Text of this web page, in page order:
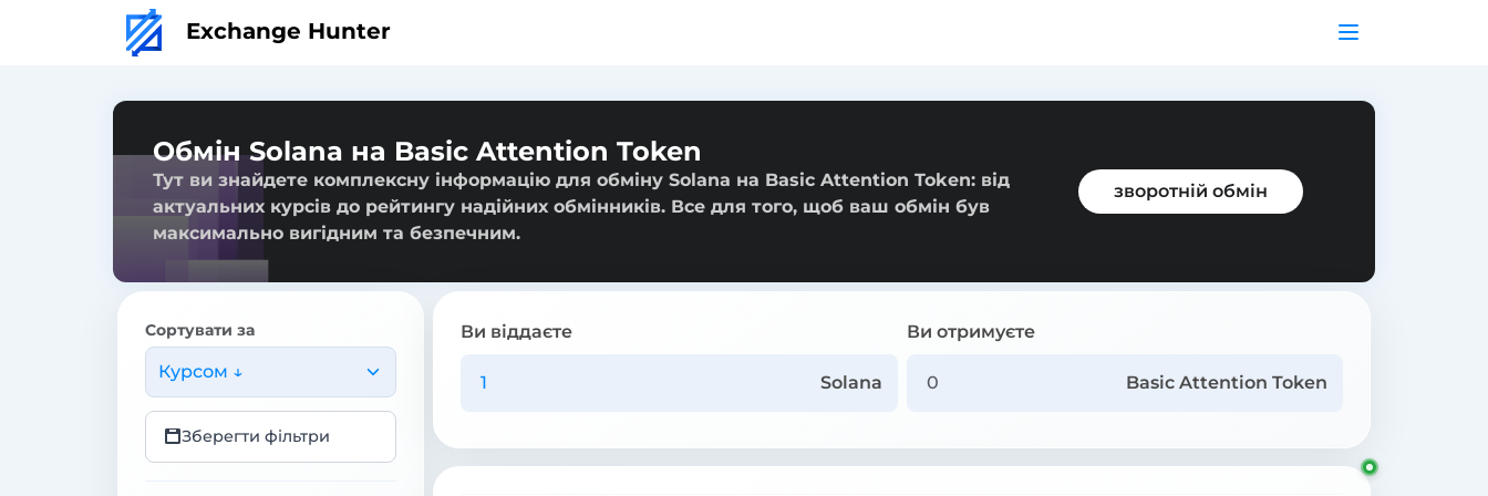
Exchange Hunter
Обмін Solana на Basic Attention Token
Тут ви знайдете комплексну інформацію для обміну Solana на Basic Attention Token: від
актуальних курсів до рейтингу надійних обмінників. Все для того, щоб ваш обмін був
максимально вигідним та безпечним.
зворотній обмін
Сортувати за
Курсом ↓
Зберегти фільтри
Ви віддаєте
Solana
Ви отримуєте
Basic Attention Token